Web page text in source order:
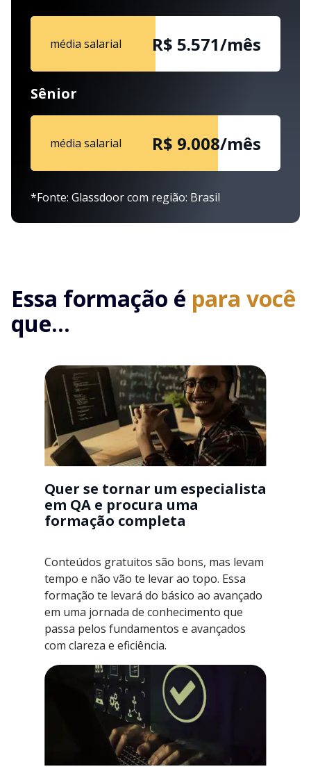
média salarial R$ 5.571/mês
Sênior
média salarial R$ 9.008/mês
*Fonte: Glassdoor com região: Brasil
Essa formação é para você
que...
Quer se tornar um especialista
em QA e procura uma
formação completa
Conteúdos gratuitos são bons, mas levam
tempo e não vão te levar ao topo. Essa
formação te levará do básico ao avançado
em uma jornada de conhecimento que
passa pelos fundamentos e avançados
com clareza e eficiência.